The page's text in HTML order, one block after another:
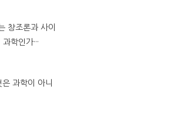
창조론과 사이
학인가···
과학이 아니